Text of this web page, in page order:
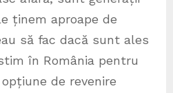
ținem aproape de
să fac dacă sunt ales
în România pentru
de revenire